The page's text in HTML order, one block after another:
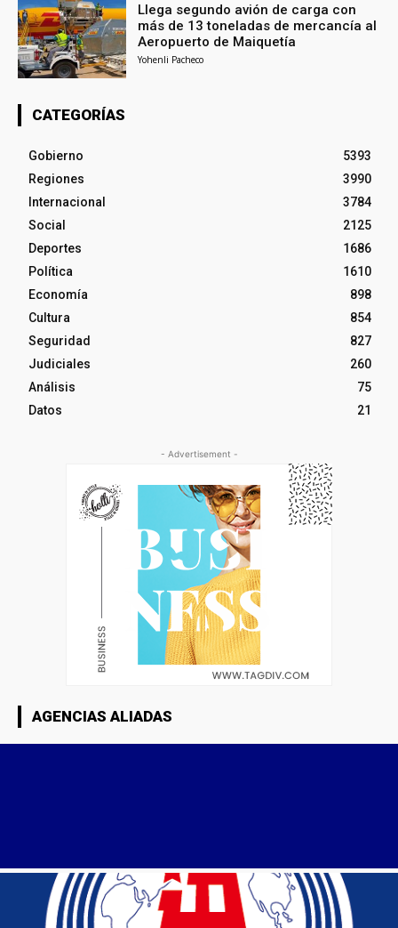
Llega segundo avión de carga con
más de 13 toneladas de mercancía al
Aeropuerto de Maiquetía
Yohenli Pacheco
CATEGORÍAS
Gobierno
5393
Regiones
3990
Internacional
3784
Social
2125
Deportes
1686
Política
1610
Economía
898
Cultura
854
Seguridad
827
Judiciales
260
Análisis
75
Datos
21
- Advertisement -
AGENCIAS ALIADAS